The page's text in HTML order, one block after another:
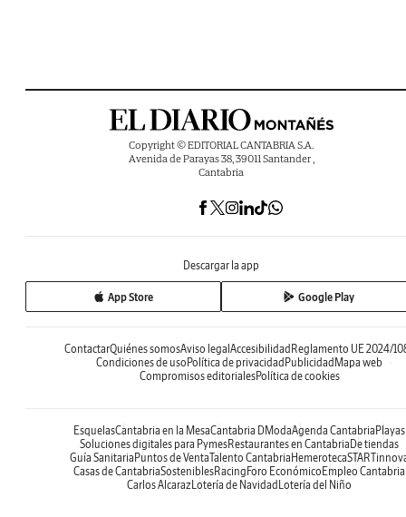
Copyright © EDITORIAL CANTABRIA S.A.
Avenida de Parayas 38, 39011 Santander ,
Cantabria
Descargar la app
App Store Google Play
ContactarQuiénes somosAviso legal Accesibilidad Reglamento UE 2024/
Condiciones de uso Política de privacidad Publicidad Mapa web
Compromisos editorialesPolítica de cookies
EsquelasCantabria en la MesaCantabria DModaAgenda Cantabria Playas
Soluciones digitales para PymesRestaurantes en Cantabria De tiendas
Guía Sanitaria Puntos de VentaTalento Cantabria Hemeroteca
Casas de CantabriaSosteniblesRacing Foro Económico Empleo Cantabria
Carlos AlcarazLotería de Navidad Lotería del Niño